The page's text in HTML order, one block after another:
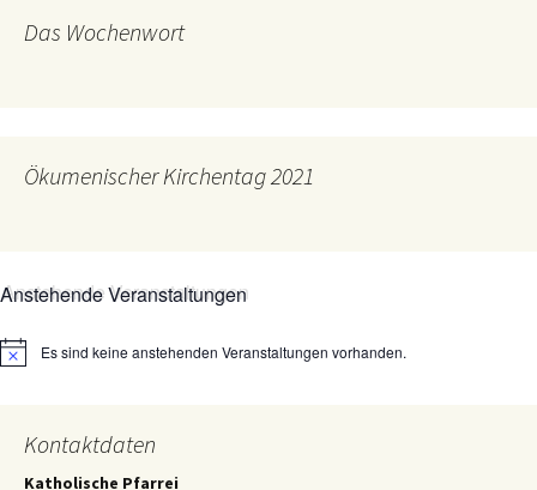
Das Wochenwort
Ökumenischer Kirchentag 2021
Anstehende Veranstaltungen
HinweisEs sind keine anstehenden Veranstaltungen vorhanden.
Kontaktdaten
Katholische Pfarrei